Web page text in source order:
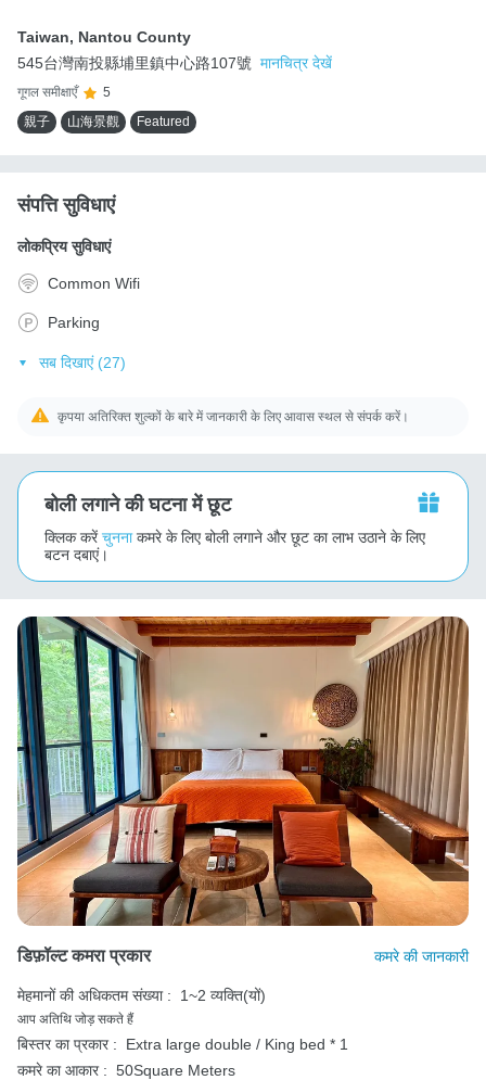
Taiwan, Nantou County
545台灣南投縣埔里鎮中心路107號 मानचित्र देखें
गूगल समीक्षाएँ
5
親子
山海景觀 Featured
संपत्ति सुविधाएं
लोकप्रिय सुविधाएं
Common Wifi
Parking
सब दिखाएं (27)
कृपया अतिरिक्त शुल्कों के बारे में जानकारी के लिए आवास स्थल से संपर्क करें।
बोली लगाने की घटना में छूट
क्लिक करेंचुननाकमरे के लिए बोली लगाने और छूट का लाभ उठाने के लिए
बटन दबाएं।
डिफ़ॉल्ट कमरा प्रकार कमरे की जानकारी
मेहमानों की अधिकतम संख्या : 1~2 व्यक्ति(यों)
आप अतिथि जोड़ सकते हैं
बिस्तर का प्रकार :
Extra large double / King bed * 1
कमरे का आकार : 50Square Meters